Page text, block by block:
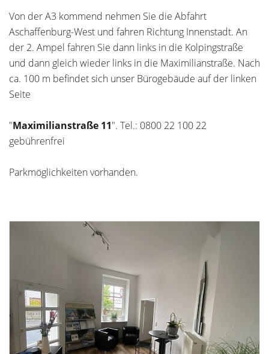
Von der A3 kommend nehmen Sie die Abfahrt
Aschaffenburg-West und fahren Richtung Innenstadt. An
der 2. Ampel fahren Sie dann links in die Kolpingstraße
und dann gleich wieder links in die Maximilianstraße. Nach
ca. 100 m befindet sich unser Bürogebäude auf der linken
Seite
"Maximilianstraße 11". Tel.: 0800 22 100 22
gebührenfrei
Parkmöglichkeiten vorhanden.